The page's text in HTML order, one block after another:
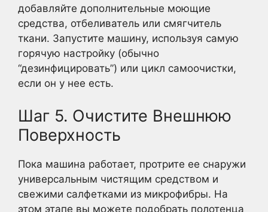
добавляйте дополнительные моющие
средства, отбеливатель или смягчитель
ткани. Запустите машину, используя самую
горячую настройку (обычно
“дезинфицировать”) или цикл самоочистки,
если он у нее есть.
Шаг 5. Очистите Внешнюю
Поверхность
Пока машина работает, протрите ее снаружи
универсальным чистящим средством и
свежими салфетками из микрофибры. На
этом этапе вы можете подобрать полотенца